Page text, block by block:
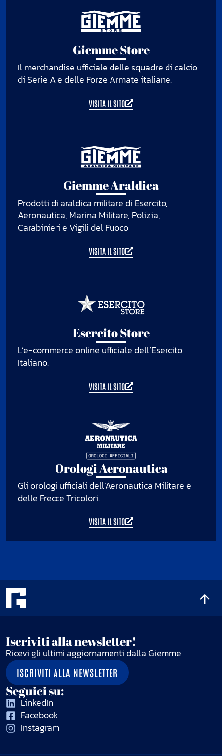
Giemme Store
Il merchandise ufficiale delle squadre di calcio
di Serie A e delle Forze Armate italiane.
VISITA IL SITO
Giemme Araldica
Prodotti di araldica militare di Esercito,
Aeronautica, Marina Militare, Polizia,
Carabinieri e Vigili del Fuoco
VISITA IL SITO
Esercito Store
L’e-commerce online ufficiale dell’Esercito
Italiano.
VISITA IL SITO
Orologi Aeronautica
Gli orologi ufficiali dell’Aeronautica Militare e
delle Frecce Tricolori.
VISITA IL SITO
Iscriviti alla newsletter!
Ricevi gli ultimi aggiornamenti dalla Giemme
ISCRIVITI ALLA NEWSLETTER
Seguici su:
LinkedIn
Facebook
Instagram